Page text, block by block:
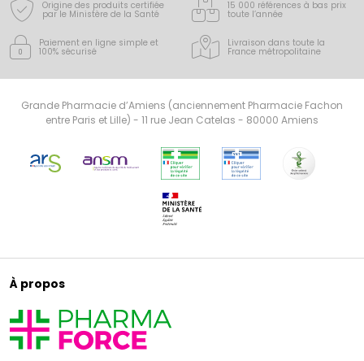
Origine des produits certifiée
par le Ministère de la Santé
15 000 références à bas prix
toute l’année
Paiement en ligne simple et
100% sécurisé
Livraison dans toute la
France métropolitaine
Grande Pharmacie d’Amiens (anciennement Pharmacie Fachon
entre Paris et Lille) - 11 rue Jean Catelas - 80000 Amiens
À propos